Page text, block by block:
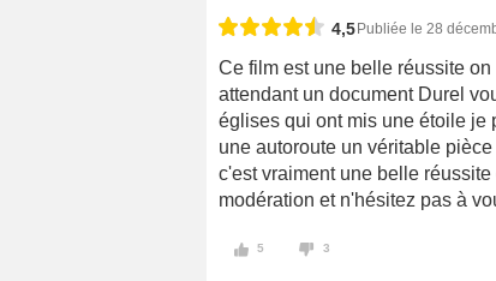
4,5 Publiée le 28
Ce film est une belle réussite
attendant un document Durel
églises qui ont mis une étoile je
une autoroute un véritable
c'est vraiment une belle
modération et n'hésitez pas à
5 3